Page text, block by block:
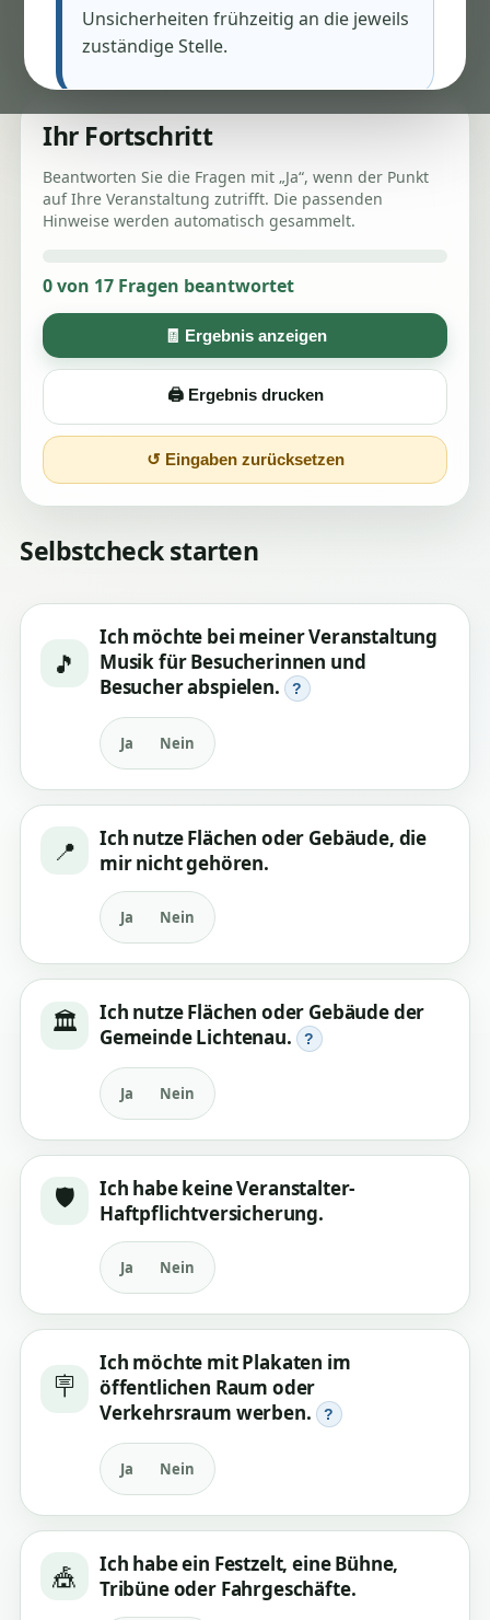
Unsicherheiten frühzeitig an die jeweils
zuständige Stelle.
Grundsätzliches:
Volksfeste, Marktveranstaltungen wie
Messen, Ausstellungen, Groß-,
können gemäß § 69 GewO durch
Festsetzungsbescheid der zuständigen
Behörde offiziell festgesetzt werden.
Die Festsetzung hat zur Folge, dass
folgende Marktprivilegien entstehen:
Befreiung von Vorschriften des
stehenden Gewerbes, also keine
Befreiung von der
Reisegewerbekartenpflicht, soweit
Befreiung vom Ladenöffnungsgesetz
– Öffnungszeiten richten sich nach
dem Festsetzungsbescheid,
Erlaubnis zur Beschäftigung an
Sonn- und Feiertagen,
und Getränken nach § 68a GewO.
⚠️ Orientierung
Keine Rechtsberatung, aber ein sehr guter Start.
Ihr Fortschritt
Beantworten Sie die Fragen mit „Ja“, wenn der Punkt
auf Ihre Veranstaltung zutrifft. Die passenden
Hinweise werden automatisch gesammelt.
0 von 17 Fragen beantwortet
🧾 Ergebnis anzeigen
🖨️ Ergebnis drucken
↺ Eingaben zurücksetzen
Selbstcheck starten
🎵
Ich möchte bei meiner Veranstaltung
Musik für Besucherinnen und
Besucher abspielen.
?
Ja Nein
📍
Ich nutze Flächen oder Gebäude, die
mir nicht gehören.
Ja Nein
🏛️
Ich nutze Flächen oder Gebäude der
Gemeinde Lichtenau.
?
Ja Nein
🛡️
Ich habe keine Veranstalter-
Haftpflichtversicherung.
Ja Nein
🪧
Ich möchte mit Plakaten im
öffentlichen Raum oder
Verkehrsraum werben.
?
Ja Nein
🎪
Ich habe ein Festzelt, eine Bühne,
Tribüne oder Fahrgeschäfte.